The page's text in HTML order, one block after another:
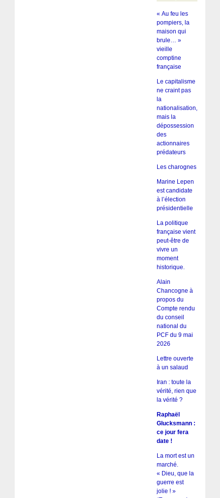
« Au feu les
pompiers, la
maison qui
brule… »
vieille
comptine
française
Le capitalisme
ne craint pas
la
nationalisation,
mais la
dépossession
des
actionnaires
prédateurs
Les charognes
Marine Lepen
est candidate
à l’élection
présidentielle
La politique
française vient
peut-être de
vivre un
moment
historique.
Alain
Chancogne à
propos du
Compte rendu
du conseil
national du
PCF du 9 mai
2026
Lettre ouverte
à un salaud
Iran : toute la
vérité, rien que
la vérité ?
Raphaël
Glucksmann :
ce jour fera
date !
La mort est un
marché.
« Dieu, que la
guerre est
jolie ! »